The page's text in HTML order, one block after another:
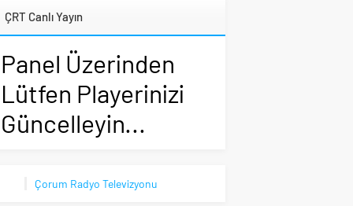
ALTIN
BIST
ÇRT Canlı Yayın
Panel Üzerinden
Lütfen Playerinizi
Güncelleyin...
Çorum Radyo Televizyonu